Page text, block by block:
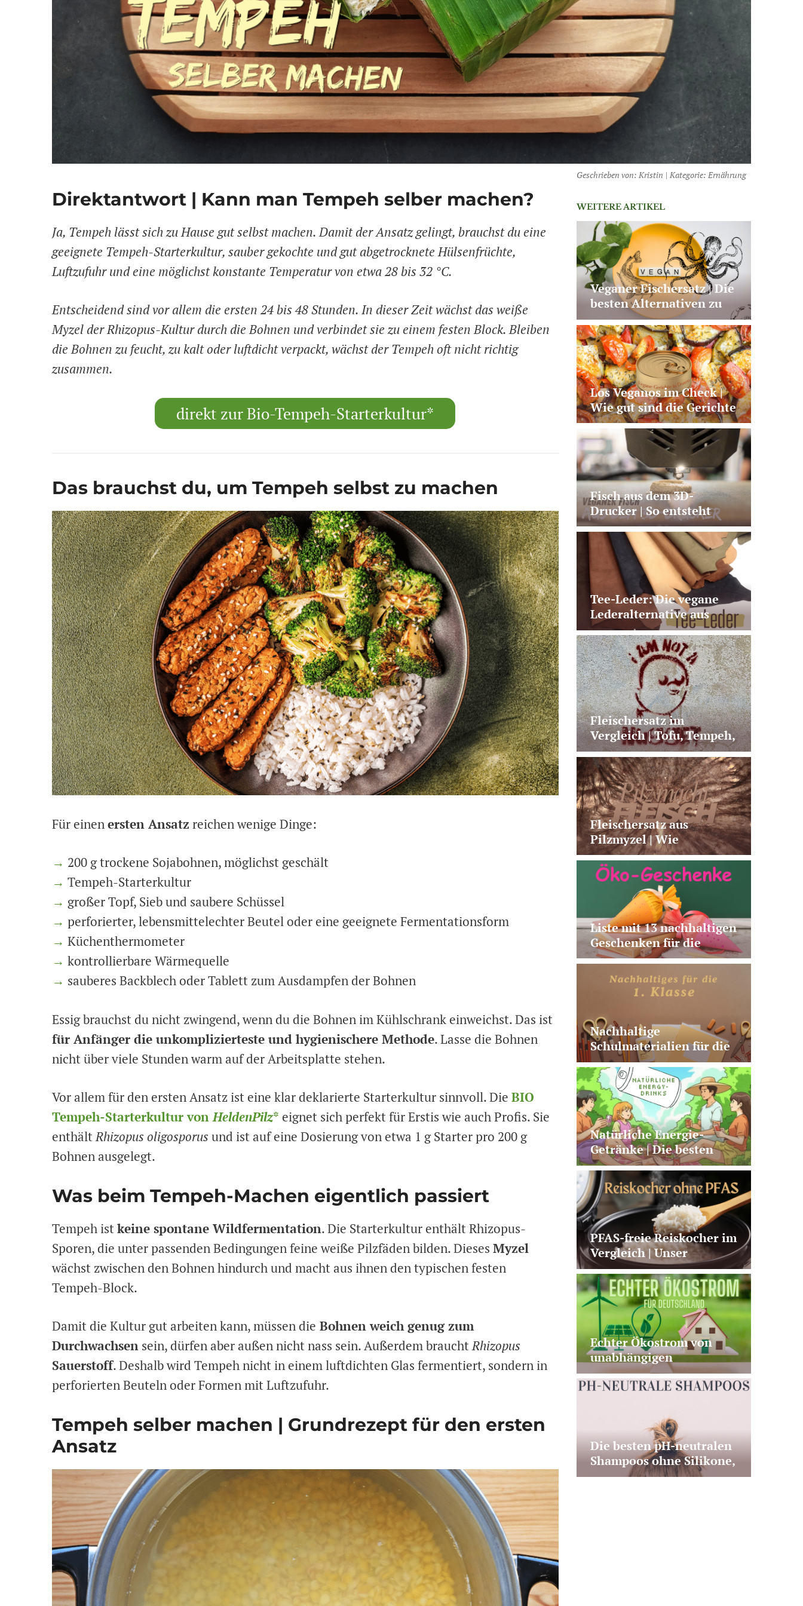
Geschrieben von: Kristin | Kategorie: Ernährung
Direktantwort | Kann man Tempeh selber machen?
Ja, Tempeh lässt sich zu Hause gut selbst machen. Damit der Ansatz gelingt, brauchst du eine
geeignete Tempeh-Starterkultur, sauber gekochte und gut abgetrocknete Hülsenfrüchte,
Luftzufuhr und eine möglichst konstante Temperatur von etwa 28 bis 32 °C.
Entscheidend sind vor allem die ersten 24 bis 48 Stunden. In dieser Zeit wächst das weiße
Myzel der Rhizopus-Kultur durch die Bohnen und verbindet sie zu einem festen Block. Bleiben
die Bohnen zu feucht, zu kalt oder luftdicht verpackt, wächst der Tempeh oft nicht richtig
zusammen.
direkt zur Bio-Tempeh-Starterkultur*
Das brauchst du, um Tempeh selbst zu machen
Für einenersten Ansatz reichen wenige Dinge:
→ 200 g trockene Sojabohnen, möglichst geschält
→ Tempeh-Starterkultur
→ großer Topf, Sieb und saubere Schüssel
→ perforierter, lebensmittelechter Beutel oder eine geeignete Fermentationsform
→ Küchenthermometer
→ kontrollierbare Wärmequelle
→ sauberes Backblech oder Tablett zum Ausdampfen der Bohnen
Essig brauchst du nicht zwingend, wenn du die Bohnen im Kühlschrank einweichst. Das ist
für Anfänger die unkomplizierteste und hygienischere Methode. Lasse die Bohnen
nicht über viele Stunden warm auf der Arbeitsplatte stehen.
Vor allem für den ersten Ansatz ist eine klar deklarierte Starterkultur sinnvoll. Die BIO
Tempeh-Starterkultur vonHeldenPilz* eignet sich perfekt für Erstis wie auch Profis. Sie
enthältRhizopus oligosporus und ist auf eine Dosierung von etwa 1 g Starter pro 200 g
Bohnen ausgelegt.
Was beim Tempeh-Machen eigentlich passiert
Tempeh ist keine spontane Wildfermentation. Die Starterkultur enthält Rhizopus-
Sporen, die unter passenden Bedingungen feine weiße Pilzfäden bilden. Dieses Myzel
wächst zwischen den Bohnen hindurch und macht aus ihnen den typischen festen
Tempeh-Block.
Damit die Kultur gut arbeiten kann, müssen die Bohnen weich genug zum
Durchwachsen sein, dürfen aber außen nicht nass sein. Außerdem brauchtRhizopus
Sauerstoff. Deshalb wird Tempeh nicht in einem luftdichten Glas fermentiert, sondern in
perforierten Beuteln oder Formen mit Luftzufuhr.
Tempeh selber machen | Grundrezept für den ersten
Ansatz
WEITERE ARTIKEL
Veganer Fischersatz | Die
besten Alternativen zu
Lachs, Thunfisch und Co.
Los Veganos im Check |
Wie gut sind die Gerichte
aus der Dose?
Fisch aus dem 3D-
Drucker | So entsteht
veganer Lachs aus
Pilzprotein
Tee-Leder: Die vegane
Lederalternative aus
Teeabfällen
Fleischersatz im
Vergleich | Tofu, Tempeh,
Seitan & Co.
Fleischersatz aus
Pilzmyzel | Wie
Fermentation neue
Alternativen möglich
macht
Liste mit 13 nachhaltigen
Geschenken für die
Schultüte | plastikfrei,
vegan, nützlich, fairtrade
Nachhaltige
Schulmaterialien für die
1. Klasse | 10 sinnvolle
Produkte
Natürliche Energie-
Getränke | Die besten
Alternativen zu Kaffee +
klassischen Energy
Drinks
PFAS-freie Reiskocher im
Vergleich | Unser
Testsieger von Panasonic
+ 2 gute Alternativen
Echter Ökostrom von
unabhängigen
Stromanbietern – Test &
Vergleich
Die besten pH-neutralen
Shampoos ohne Silikone,
ohne Duftstoffe & ihre